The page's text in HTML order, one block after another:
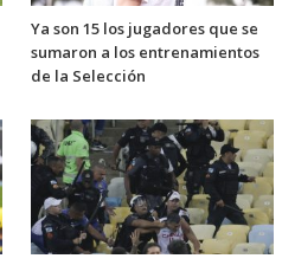
Ya son 15 los jugadores que se
sumaron a los entrenamientos
de la Selección